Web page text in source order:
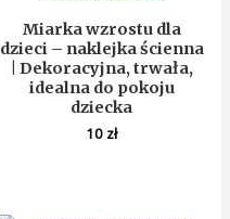
Miarka wzrostu dla
dzieci – naklejka ścienna
| Dekoracyjna, trwała,
idealna do pokoju
dziecka
10 zł